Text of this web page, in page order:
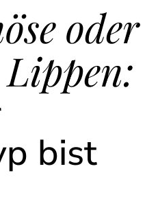
oder
bist